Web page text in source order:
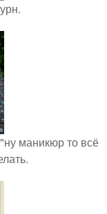
маникюр то всё